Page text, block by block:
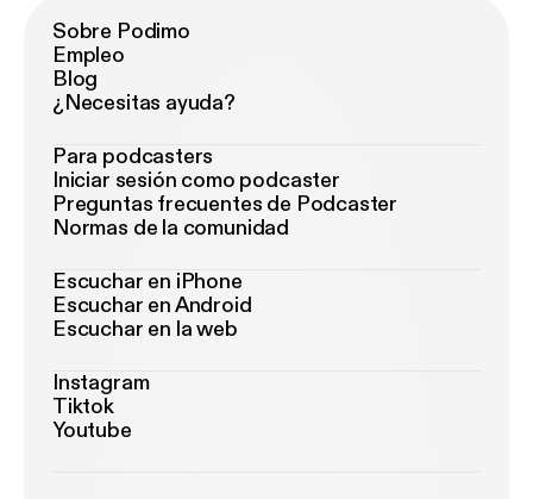
Sobre Podimo
Empleo
Blog
¿Necesitas ayuda?
Para podcasters
Iniciar sesión como podcaster
Preguntas frecuentes de Podcaster
Normas de la comunidad
Escuchar en iPhone
Escuchar en Android
Escuchar en la web
Instagram
Tiktok
Youtube